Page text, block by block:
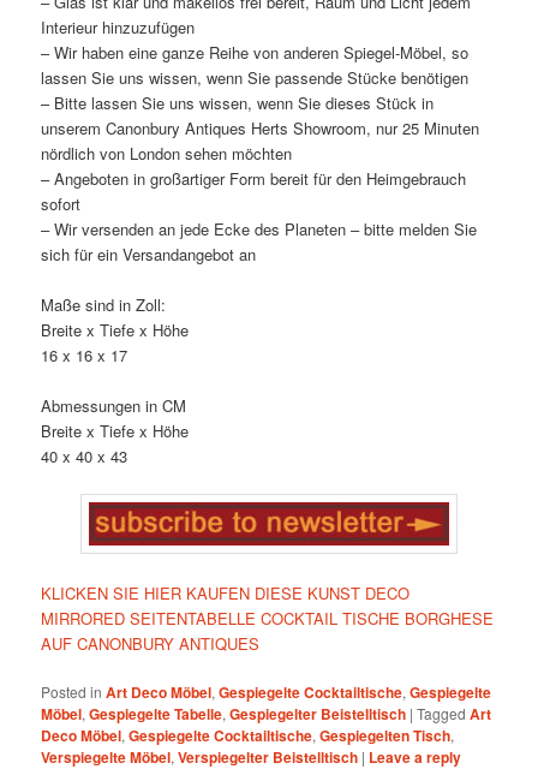
Interieur hinzuzufügen
– Wir haben eine ganze Reihe von anderen Spiegel-Möbel, so
lassen Sie uns wissen, wenn Sie passende Stücke benötigen
– Bitte lassen Sie uns wissen, wenn Sie dieses Stück in
unserem Canonbury Antiques Herts Showroom, nur 25 Minuten
nördlich von London sehen möchten
– Angeboten in großartiger Form bereit für den Heimgebrauch
sofort
– Wir versenden an jede Ecke des Planeten – bitte melden Sie
sich für ein Versandangebot an
Maße sind in Zoll:
Breite x Tiefe x Höhe
16 x 16 x 17
Abmessungen in CM
Breite x Tiefe x Höhe
40 x 40 x 43
KLICKEN SIE HIER KAUFEN DIESE KUNST DECO
MIRRORED SEITENTABELLE COCKTAIL TISCHE BORGHESE
AUF CANONBURY ANTIQUES
Posted in Art Deco Möbel,Gespiegelte Cocktailtische,Gespiegelte
Möbel,Gespiegelte Tabelle,Gespiegelter Beistelltisch |Tagged Art
Deco Möbel,Gespiegelte Cocktailtische,Gespiegelten Tisch,
Verspiegelte Möbel,Verspiegelter Beistelltisch | Leave a reply